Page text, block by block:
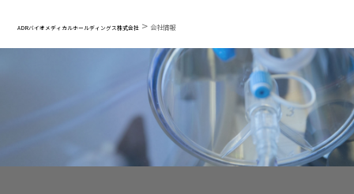
ADRバイオメディカルホールディングス株式会社 > 会社情報